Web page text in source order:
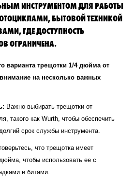
ИНСТРУМЕНТОМ ДЛЯ РАБОТЫ
БЫТОВОЙ ТЕХНИКОЙ
ГДЕ ДОСТУПНОСТЬ
ОГРАНИЧЕНА.
варианта трещотки 1/4 дюйма от
на несколько важных
Важно выбирать трещотки от
такого как Wurth, чтобы обеспечить
срок службы инструмента.
что трещотка имеет
чтобы использовать ее с
и битами.